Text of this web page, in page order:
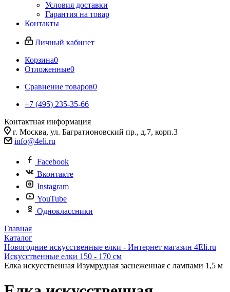
Условия доставки
Гарантия на товар
Контакты
Личный кабинет
Корзина0
Отложенные0
Сравнение товаров0
+7 (495) 235-35-66
Контактная информация
г. Москва, ул. Багратионовский пр., д.7, корп.3
info@4eli.ru
Facebook
Вконтакте
Instagram
YouTube
Одноклассники
Главная
Каталог
Новогодние искусственные елки - Интернет магазин 4Eli.ru
Искусственные елки 150 - 170 см
Елка искусственная Изумрудная заснеженная с лампами 1,5 м